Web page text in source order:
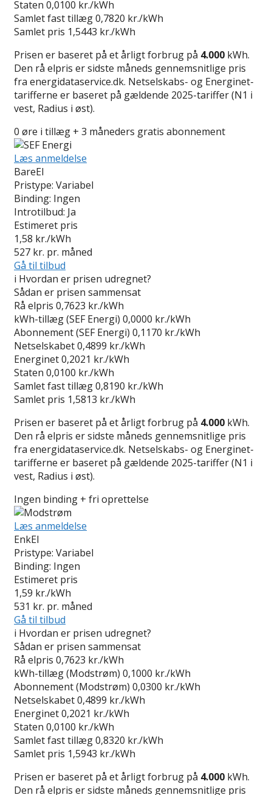
Staten 0,0100 kr./kWh
Samlet fast tillæg0,7820 kr./kWh
Samlet pris 1,5443 kr./kWh
Prisen er baseret på et årligt forbrug på 4.000 kWh.
Den rå elpris er sidste måneds gennemsnitlige pris
fra energidataservice.dk. Netselskabs- og Energinet-
tarifferne er baseret på gældende 2025-tariffer (N1 i
vest, Radius i øst).
0 øre i tillæg + 3 måneders gratis abonnement
Læs anmeldelse
BareEl
Pristype: Variabel
Binding: Ingen
Introtilbud: Ja
Estimeret pris
1,58 kr./kWh
527 kr. pr. måned
Gå til tilbud
i Hvordan er prisen udregnet?
Sådan er prisen sammensat
Rå elpris 0,7623 kr./kWh
kWh-tillæg (SEF Energi) 0,0000 kr./kWh
Abonnement (SEF Energi) 0,1170 kr./kWh
Netselskabet0,4899 kr./kWh
Energinet0,2021 kr./kWh
Staten 0,0100 kr./kWh
Samlet fast tillæg0,8190 kr./kWh
Samlet pris 1,5813 kr./kWh
Prisen er baseret på et årligt forbrug på 4.000 kWh.
Den rå elpris er sidste måneds gennemsnitlige pris
fra energidataservice.dk. Netselskabs- og Energinet-
tarifferne er baseret på gældende 2025-tariffer (N1 i
vest, Radius i øst).
Ingen binding + fri oprettelse
Læs anmeldelse
EnkEl
Pristype: Variabel
Binding: Ingen
Estimeret pris
1,59 kr./kWh
531 kr. pr. måned
Gå til tilbud
i Hvordan er prisen udregnet?
Sådan er prisen sammensat
Rå elpris 0,7623 kr./kWh
kWh-tillæg (Modstrøm) 0,1000 kr./kWh
Abonnement (Modstrøm) 0,0300 kr./kWh
Netselskabet0,4899 kr./kWh
Energinet0,2021 kr./kWh
Staten 0,0100 kr./kWh
Samlet fast tillæg0,8320 kr./kWh
Samlet pris 1,5943 kr./kWh
Prisen er baseret på et årligt forbrug på 4.000 kWh.
Den rå elpris er sidste måneds gennemsnitlige pris